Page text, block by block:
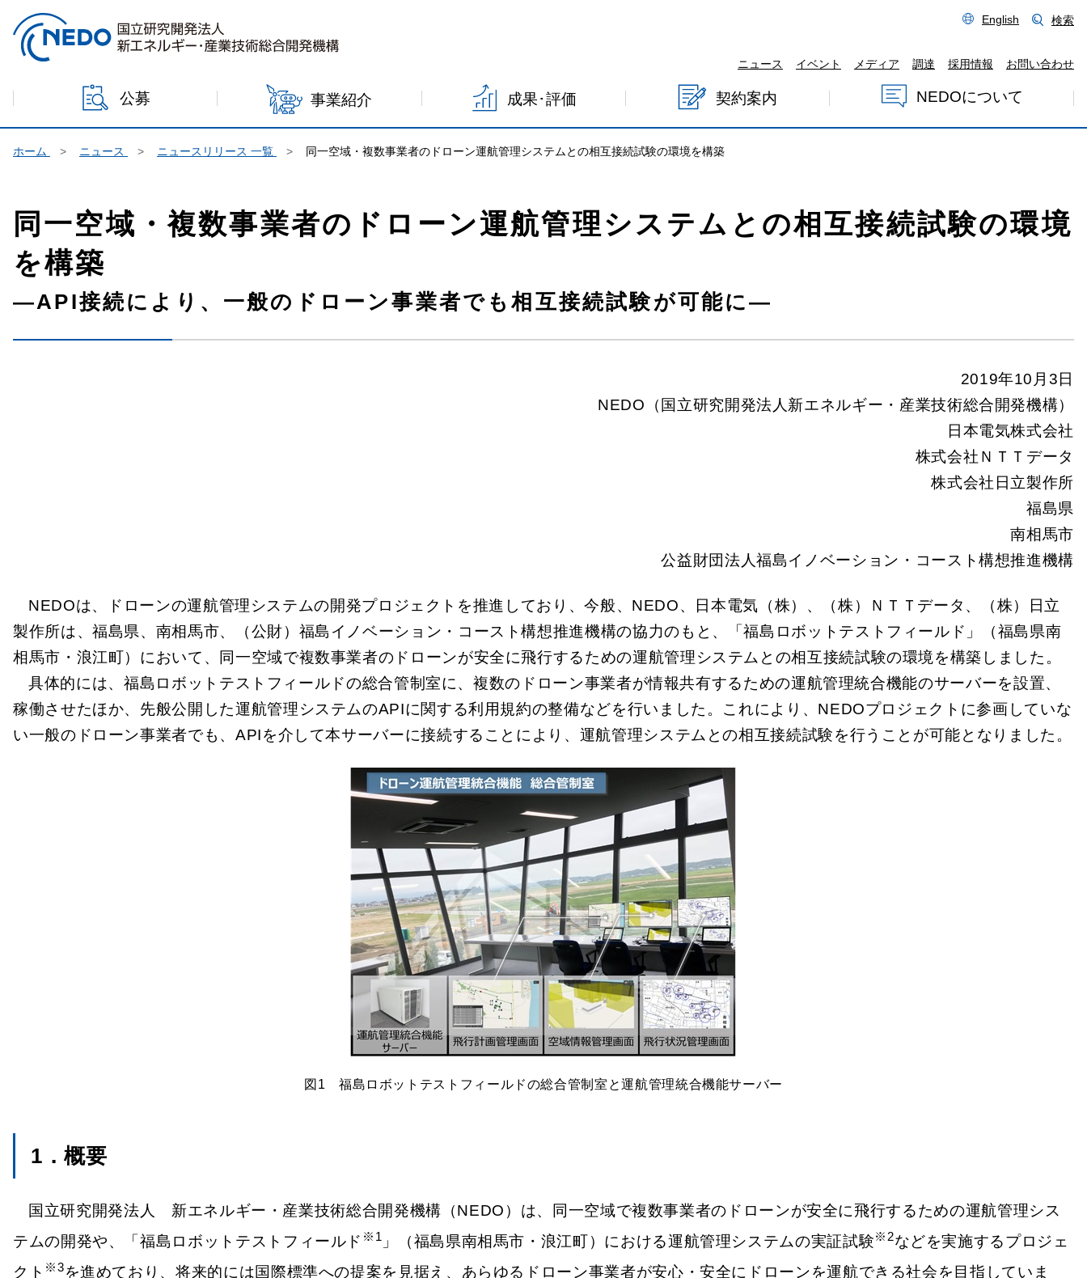
本文へジャンプ
English 検索
ニュース イベント メディア 調達 採用情報 お問い合わせ
公募 事業紹介 成果･評価 契約案内 NEDOについて
ホーム ニュース ニュースリリース 一覧 同一空域・複数事業者のドローン運航管理システムとの相互接続試験の環境を構築
同一空域・複数事業者のドローン運航管理システムとの相互接続試験の環境
を構築
―API接続により、一般のドローン事業者でも相互接続試験が可能に―
2019年10月3日
NEDO（国立研究開発法人新エネルギー・産業技術総合開発機構）
日本電気株式会社
株式会社ＮＴＴデータ
株式会社日立製作所
福島県
南相馬市
公益財団法人福島イノベーション・コースト構想推進機構
NEDOは、ドローンの運航管理システムの開発プロジェクトを推進しており、今般、NEDO、日本電気（株）、（株）ＮＴＴデータ、（株）日立
製作所は、福島県、南相馬市、（公財）福島イノベーション・コースト構想推進機構の協力のもと、「福島ロボットテストフィールド」（福島県南
相馬市・浪江町）において、同一空域で複数事業者のドローンが安全に飛行するための運航管理システムとの相互接続試験の環境を構築しました。
具体的には、福島ロボットテストフィールドの総合管制室に、複数のドローン事業者が情報共有するための運航管理統合機能のサーバーを設置、
稼働させたほか、先般公開した運航管理システムのAPIに関する利用規約の整備などを行いました。これにより、NEDOプロジェクトに参画していな
い一般のドローン事業者でも、APIを介して本サーバーに接続することにより、運航管理システムとの相互接続試験を行うことが可能となりました。
図1 福島ロボットテストフィールドの総合管制室と運航管理統合機能サーバー
1．概要
国立研究開発法人 新エネルギー・産業技術総合開発機構（NEDO）は、同一空域で複数事業者のドローンが安全に飛行するための運航管理シス
テムの開発や、「福島ロボットテストフィールド ※1 」（福島県南相馬市・浪江町）における運航管理システムの実証試験※2などを実施するプロジェ
クト ※3を進めており、将来的には国際標準への提案を見据え、あらゆるドローン事業者が安心・安全にドローンを運航できる社会を目指していま